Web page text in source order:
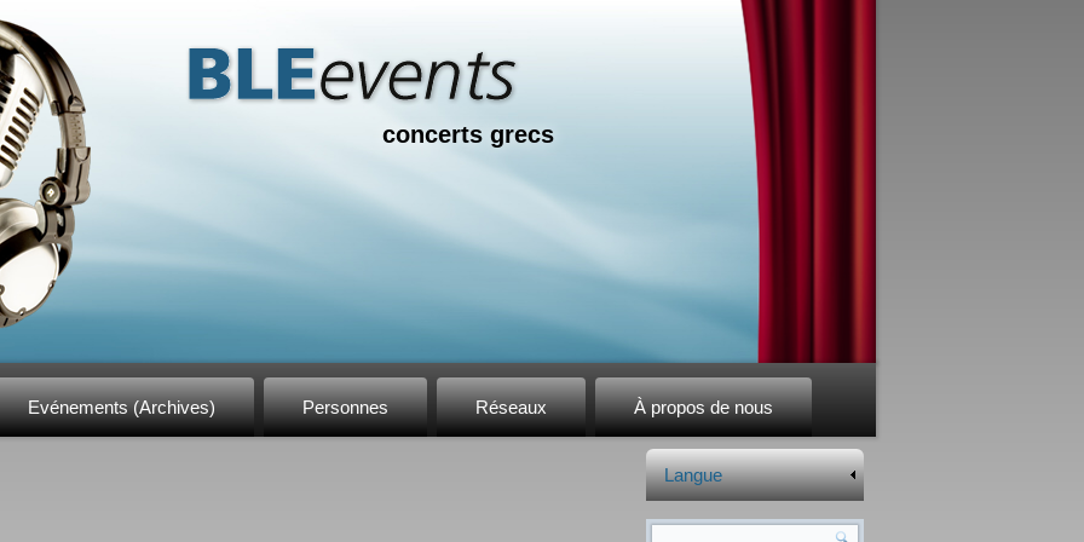
concerts grecs
Evénements (Archives) Personnes Réseaux À propos de nous
Langue